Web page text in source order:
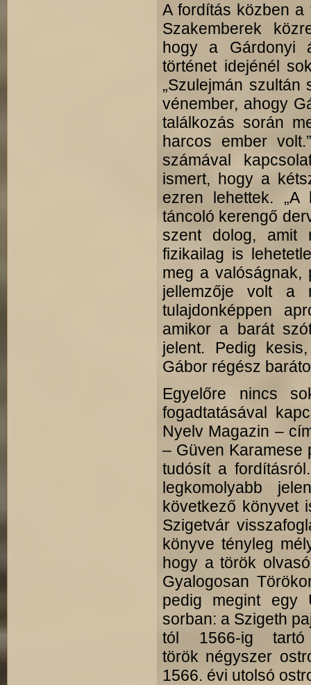
A fordítás közben a
Szakemberek
hogy a Gárdonyi
történet idejénél
„Szulejmán
vénember, ahogy
találkozás során
harcos ember
számával
ismert, hogy a
ezren lehettek. „A
táncoló kerengő
szent dolog, amit
fizikailag is
meg a valóságnak,
jellemzője volt a
tulajdonképpen
amikor a barát
jelent. Pedig
Gábor régész
Egyelőre nincs
fogadtatásával
Nyelv Magazin –
– Güven Karamese
tudósít a
legkomolyabb
következő könyvet
Szigetvár
könyve tényleg
hogy a török
Gyalogosan
pedig megint egy
sorban: a Szigeth
tól 1566-ig
török négyszer
1566. évi utolsó